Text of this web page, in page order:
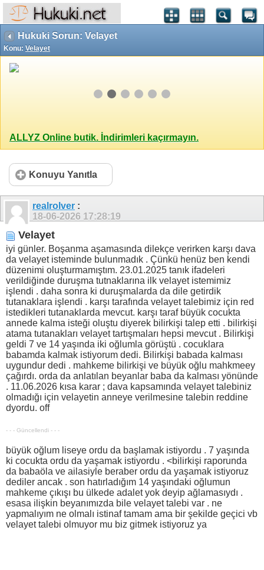
Hukuki Sorun: Velayet
Konu: Velayet
ALLYZ Online butik. İndirimleri kaçırmayın.
Konuyu Yanıtla
realrolver :
18-06-2026 17:28:19
Velayet
iyi günler. Boşanma aşamasında dilekçe verirken karşı dava
da velayet isteminde bulunmadık . Çünkü henüz ben kendi
düzenimi oluşturmamıştım. 23.01.2025 tanık ifadeleri
verildiğinde duruşma tutnaklarına ilk velayet istemimiz
işlendi . daha sonra ki duruşmalarda da dile getirdik
tutanaklara işlendi . karşı tarafında velayet talebimiz için red
istedikleri tutanaklarda mevcut. karşı taraf büyük cocukta
annede kalma isteği oluştu diyerek bilirkişi talep etti . bilirkişi
atama tutanakları velayet tartışmaları hepsi mevcut . Bilirkişi
geldi 7 ve 14 yaşında iki oğlumla görüştü . cocuklara
babamda kalmak istiyorum dedi. Bilirkişi babada kalması
uygundur dedi . mahkeme bilirkişi ve büyük oğlu mahkmeey
çağırdı. orda da anlatılan beyanlar baba da kalması yönünde
. 11.06.2026 kısa karar ; dava kapsamında velayet talebiniz
olmadığı için velayetin anneye verilmesine talebin reddine
dyordu. off
- - - Güncellendi - - -
büyük oğlum liseye ordu da başlamak istiyordu . 7 yaşında
ki cocukta ordu da yaşamak istiyordu . <bilirkişi raporunda
da babaöla ve ailasiyle beraber ordu da yaşamak istiyoruz
dediler ancak . son hatırladığım 14 yaşındaki oğlumun
mahkeme çıkışı bu ülkede adalet yok deyip ağlamasıydı .
esasa ilişkin beyanımızda bile velayet talebi var . ne
yapmalıyım ne olmalı istinaf tamam ama bir şekilde geçici vb
velayet talebi olmuyor mu biz gitmek istiyoruz ya